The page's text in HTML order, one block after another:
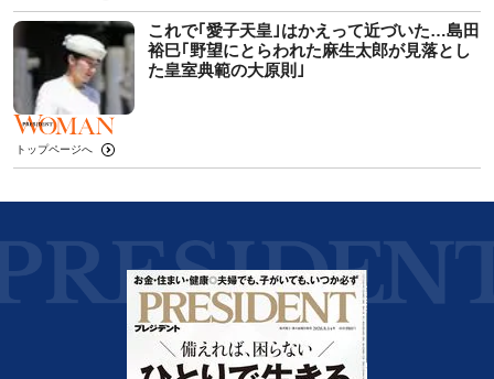
これで｢愛子天皇｣はかえって近づいた…島田
裕巳｢野望にとらわれた麻生太郎が見落とし
た皇室典範の大原則｣
トップページへ